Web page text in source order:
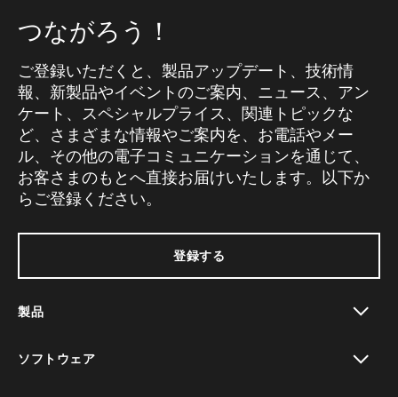
つながろう！
ご登録いただくと、製品アップデート、技術情
報、新製品やイベントのご案内、ニュース、アン
ケート、スペシャルプライス、関連トピックな
ど、さまざまな情報やご案内を、お電話やメー
ル、その他の電子コミュニケーションを通じて、
お客さまのもとへ直接お届けいたします。以下か
らご登録ください。
登録する
製品
ソフトウェア